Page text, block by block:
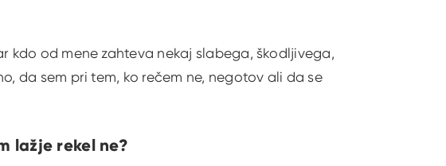
kdo od mene zahteva nekaj slabega, škodljivega,
da sem pri tem, ko rečem ne, negotov ali da se
lažje rekel ne?